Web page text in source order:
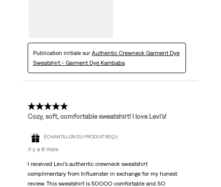
Publication initiale sur Authentic Crewneck Garment Dye
Sweatshirt - Garment Dye Kambaba
5 étoile(s) sur 5.
Cozy, soft, comfortable sweatshirt! I love Levi’s!
ÉCHANTILLON DU PRODUIT REÇU
il y a 6 mois
I received Levi’s authentic crewneck sweatshirt
complimentary from Influenster in exchange for my honest
review. This sweatshirt is SOOOO comfortable and SO